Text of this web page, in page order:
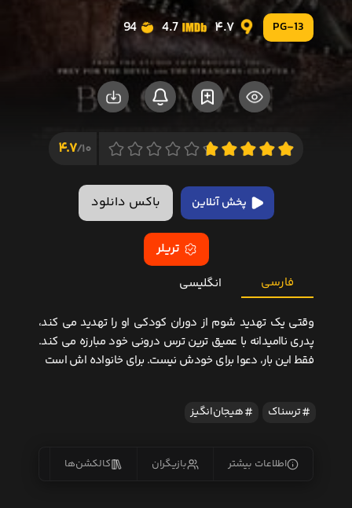
PG-13
4.7
4.7
94
10/
4.7
پخش آنلاین باکس دانلود
تریلر
فارسی انگلیسی
وقتی یک تهدید شوم از دوران کودکی او را تهدید می کند،
پدری ناامیدانه با عمیق ترین ترس درونی خود مبارزه می کند.
فقط این بار، دعوا برای خودش نیست. برای خانواده اش است
ترسناک هیجان‌انگیز
اطلاعات بیشتر بازیگران کالکشن‌ها